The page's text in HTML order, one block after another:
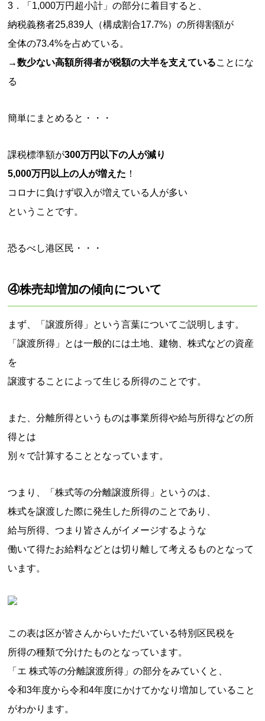
3．「1,000万円超小計」の部分に着目すると、
納税義務者25,839人（構成割合17.7%）の所得割額が
全体の73.4%を占めている。
→数少ない高額所得者が税額の大半を支えていることにな
る
簡単にまとめると・・・
課税標準額が300万円以下の人が減り
5,000万円以上の人が増えた ！
コロナに負けず収入が増えている人が多い
ということです。
恐るべし港区民・・・
④株売却増加の傾向について
まず、「譲渡所得」という言葉についてご説明します。
「譲渡所得」とは一般的には土地、建物、株式などの資産
を
譲渡することによって生じる所得のことです。
また、分離所得というものは事業所得や給与所得などの所
得とは
別々で計算することとなっています。
つまり、「株式等の分離譲渡所得」というのは、
株式を譲渡した際に発生した所得のことであり、
給与所得、つまり皆さんがイメージするような
働いて得たお給料などとは切り離して考えるものとなって
います。
この表は区が皆さんからいただいている特別区民税を
所得の種類で分けたものとなっています。
「エ 株式等の分離譲渡所得」の部分をみていくと、
令和3年度から令和4年度にかけてかなり増加していること
がわかります。